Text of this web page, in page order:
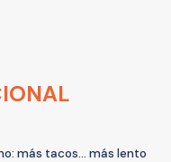
más tacos... más lento